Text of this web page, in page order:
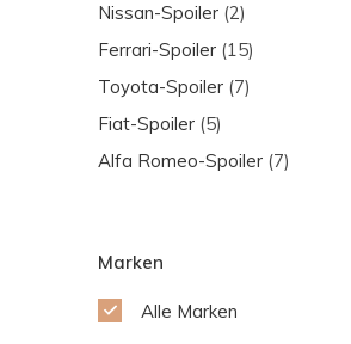
Nissan-Spoiler (2)
Ferrari-Spoiler (15)
Toyota-Spoiler (7)
Fiat-Spoiler (5)
Alfa Romeo-Spoiler (7)
Marken
Alle Marken